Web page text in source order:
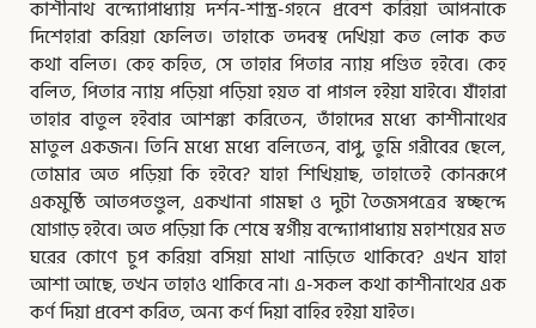
কাশীনাথ বন্দ্যোপাধ্যায় দর্শন-শাস্ত্র-গহনে প্রবেশ করিয়া আপনাকে
দিশেহারা করিয়া ফেলিত। তাহাকে তদবস্থ দেখিয়া কত লোক কত
কথা বলিত। কেহ কহিত, সে তাহার পিতার ন্যায় পণ্ডিত হইবে। কেহ
বলিত, পিতার ন্যায় পড়িয়া পড়িয়া হয়ত বা পাগল হইয়া যাইবে। যাঁহারা
তাহার বাতুল হইবার আশঙ্কা করিতেন, তাঁহাদের মধ্যে কাশীনাথের
মাতুল একজন। তিনি মধ্যে মধ্যে বলিতেন, বাপু, তুমি গরীবের ছেলে,
তোমার অত পড়িয়া কি হইবে? যাহা শিখিয়াছ, তাহাতেই কোনরূপে
একমুষ্ঠি আতপতণ্ডুল, একখানা গামছা ও দুটা তৈজসপত্রের স্বচ্ছন্দে
যোগাড় হইবে। অত পড়িয়া কি শেষে স্বর্গীয় বন্দ্যোপাধ্যায় মহাশয়ের মত
ঘরের কোণে চুপ করিয়া বসিয়া মাথা নাড়িতে থাকিবে? এখন যাহা
আশা আছে, তখন তাহাও থাকিবে না। এ-সকল কথা কাশীনাথের এক
কর্ণ দিয়া প্রবেশ করিত, অন্য কর্ণ দিয়া বাহির হইয়া যাইত।